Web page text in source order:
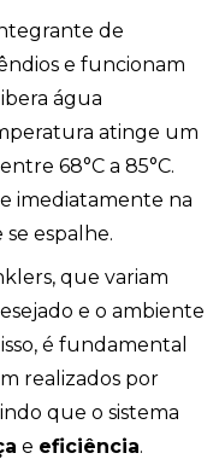
de
e funcionam
água
atinge um
68°C a 85°C.
imediatamente na
espalhe.
que variam
e o ambiente
é fundamental
realizados por
que o sistema
e eficiência.